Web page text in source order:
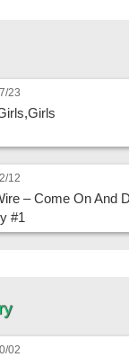
23
12
– Come On And
#1
02